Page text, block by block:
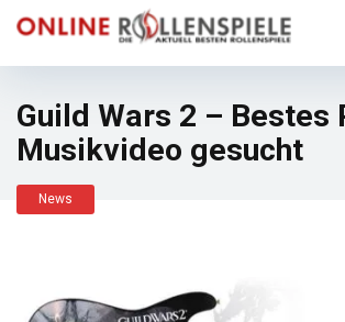
Guild Wars 2 – Bestes
Musikvideo gesucht
News